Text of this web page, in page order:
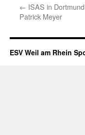
← ISAS in
Patrick Meyer
ESV Weil am Rhein